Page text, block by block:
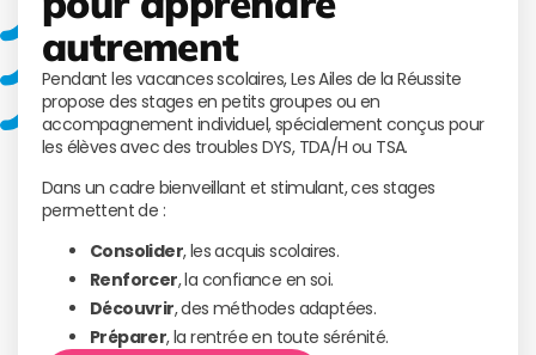
autrement
Pendant les vacances scolaires, Les Ailes de la Réussite
propose des stages en petits groupes ou en
accompagnement individuel, spécialement conçus pour
les élèves avec des troubles DYS, TDA/H ou TSA.
Dans un cadre bienveillant et stimulant, ces stages
permettent de :
Consolider, les acquis scolaires.
Renforcer, la confiance en soi.
Découvrir, des méthodes adaptées.
Préparer, la rentrée en toute sérénité.